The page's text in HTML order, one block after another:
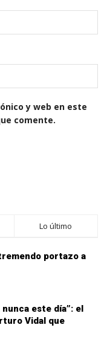
y web en este
comente.
Lo último
portazo a
este día”: el
Vidal que